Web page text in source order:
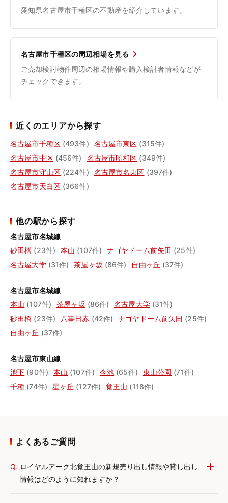
愛知県名古屋市千種区の不動産を紹介しています。
名古屋市千種区の周辺相場を見る
ご売却検討物件周辺の相場情報や購入検討者情報などが
チェックできます。
近くのエリアから探す
名古屋市千種区 (493件) 名古屋市東区 (315件)
名古屋市中区 (456件) 名古屋市昭和区 (349件)
名古屋市守山区 (224件) 名古屋市名東区 (397件)
名古屋市天白区 (366件)
他の駅から探す
名古屋市名城線
砂田橋 (23件) 本山 (107件) ナゴヤドーム前矢田 (25件)
名古屋大学 (31件) 茶屋ヶ坂 (86件) 自由ヶ丘 (37件)
名古屋市名城線
本山 (107件) 茶屋ヶ坂 (86件) 名古屋大学 (31件)
砂田橋 (23件) 八事日赤 (42件) ナゴヤドーム前矢田 (25件)
自由ヶ丘 (37件)
名古屋市東山線
池下 (90件) 本山 (107件) 今池 (65件) 東山公園 (71件)
千種 (74件) 星ヶ丘 (127件) 覚王山 (118件)
よくあるご質問
Q. ロイヤルアーク北覚王山の新規売り出し情報や貸し出し
情報はどのように知れますか？